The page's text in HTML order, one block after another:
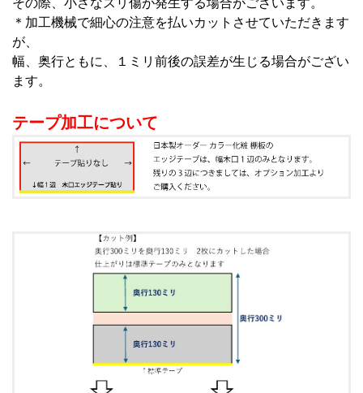
その際、小さなスリ傷が発生する場合がございます。
＊加工機械で細心の注意を払いカットさせていただきます
が、
幅、奥行ともに、１ミリ前後の誤差が生じる場合がござい
ます。
テープ加工について